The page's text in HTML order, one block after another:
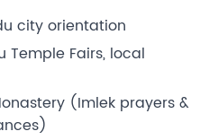
city orientation
Temple Fairs, local
(Imlek prayers &